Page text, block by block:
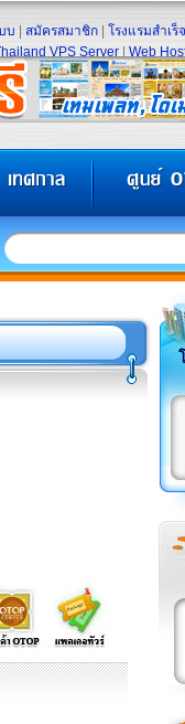
บ สมัครสมาชิก โรงแรมสำเร็
VPS Server Web